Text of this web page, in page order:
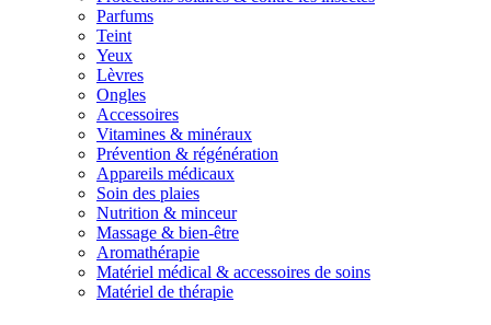
Parfums
Teint
Yeux
Lèvres
Ongles
Accessoires
Vitamines & minéraux
Prévention & régénération
Appareils médicaux
Soin des plaies
Nutrition & minceur
Massage & bien-être
Aromathérapie
Matériel médical & accessoires de soins
Matériel de thérapie